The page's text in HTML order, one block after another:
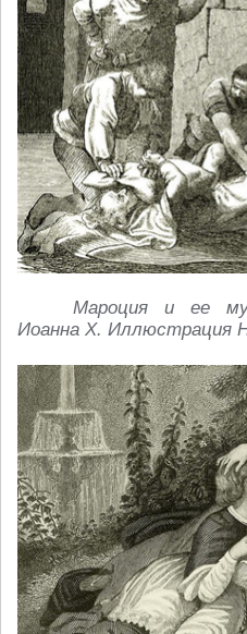
Мароция и ее
Иоанна X. Иллюстрация